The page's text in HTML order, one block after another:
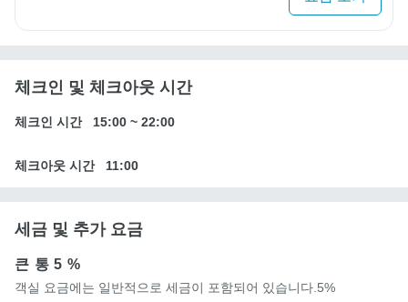
체크인 및 체크아웃 시간
체크인 시간 15:00 ~ 22:00
체크아웃 시간 11:00
세금 및 추가 요금
큰 통5 %
객실 요금에는 일반적으로 세금이 포함되어 있습니다.5%